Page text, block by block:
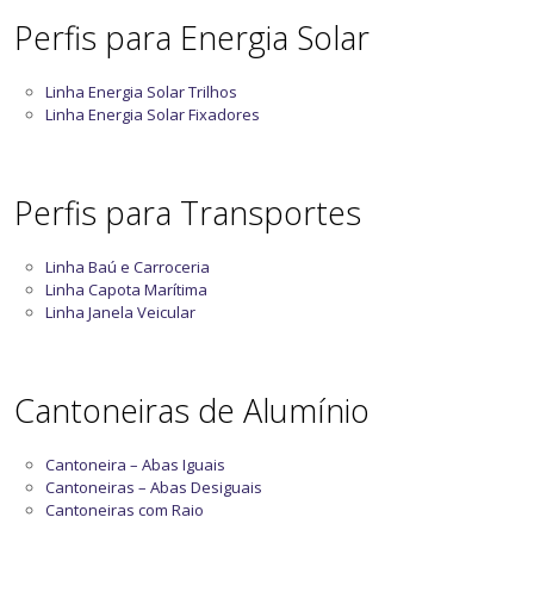
Perfis para Energia Solar
Linha Energia Solar Trilhos
Linha Energia Solar Fixadores
Perfis para Transportes
Linha Baú e Carroceria
Linha Capota Marítima
Linha Janela Veicular
Cantoneiras de Alumínio
Cantoneira – Abas Iguais
Cantoneiras – Abas Desiguais
Cantoneiras com Raio